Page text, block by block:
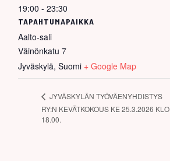
19:00 - 23:30
TAPAHTUMAPAIKKA
Aalto-sali
Väinönkatu 7
Jyväskylä, Suomi + Google Map
JYVÄSKYLÄN TYÖVÄENYHDISTYS
RY:N KEVÄTKOKOUS KE 25.3.2026 KLO
18.00.